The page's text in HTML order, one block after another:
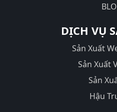
DỊCH VỤ
Sản Xuất
Sản Xuất
Sản
Hậu